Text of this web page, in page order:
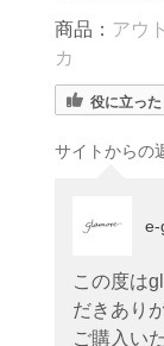
商品： アウ
カ
役に立った
サイトからの
e-
この度は
だきあり
ご購入い